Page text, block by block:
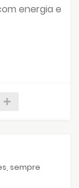
energia e
sempre